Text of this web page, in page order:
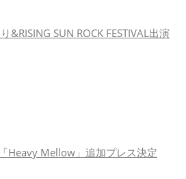
&RISING SUN ROCK FESTIVAL出演
Heavy Mellow」追加プレス決定